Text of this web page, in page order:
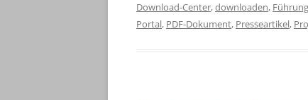
Download-Center,downloaden, Führung
Portal, PDF-Dokument, Presseartikel,